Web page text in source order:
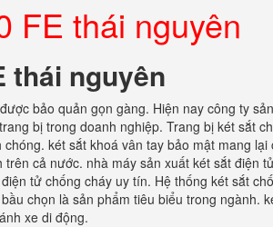
FE thái nguyên
thái nguyên
bảo quản gọn gàng. Hiện nay công ty
bị trong doanh nghiệp. Trang bị két sắt
két sắt khoá vân tay bảo mật mang lại
cả nước. nhà máy sản xuất két sắt điện
tử chống cháy uy tín. Hệ thống két sắt
chọn là sản phẩm tiêu biểu trong ngành.
xe di động.